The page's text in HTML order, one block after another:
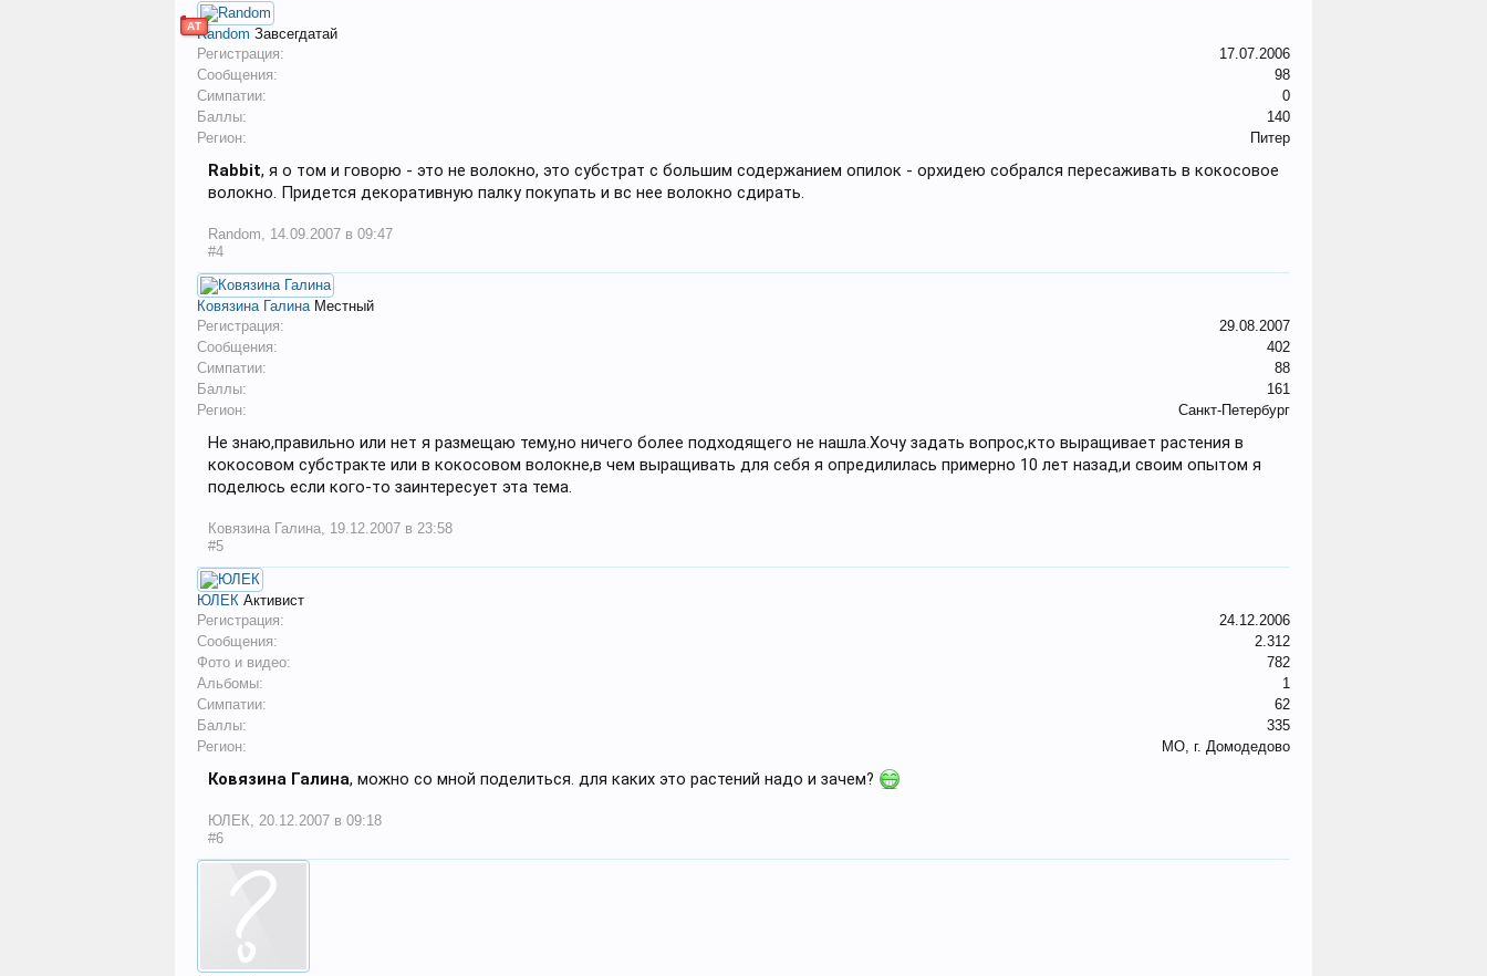
АТRandom Завсегдатай
Регистрация:
17.07.2006
Сообщения:
98
Симпатии:
0
Баллы:
140
Регион:
Питер
Rabbit, я о том и говорю - это не волокно, это субстрат с большим содержанием опилок - орхидею собрался пересаживать в кокосовое
волокно. Придется декоративную палку покупать и вс нее волокно сдирать.
Random, 14.09.2007 в 09:47
#4
Ковязина Галина Местный
Регистрация:
29.08.2007
Сообщения:
402
Симпатии:
88
Баллы:
161
Регион:
Санкт-Петербург
Не знаю,правильно или нет я размещаю тему,но ничего более подходящего не нашла.Хочу задать вопрос,кто выращивает растения в
кокосовом субстракте или в кокосовом волокне,в чем выращивать для себя я опредилилась примерно 10 лет назад,и своим опытом я
поделюсь если кого-то заинтересует эта тема.
Ковязина Галина, 19.12.2007 в 23:58
#5
ЮЛЕК Активист
Регистрация:
24.12.2006
Сообщения:
2.312
Фото и видео:
782
Альбомы:
1
Симпатии:
62
Баллы:
335
Регион:
МО, г. Домодедово
Ковязина Галина, можно со мной поделиться. для каких это растений надо и зачем?
ЮЛЕК, 20.12.2007 в 09:18
#6